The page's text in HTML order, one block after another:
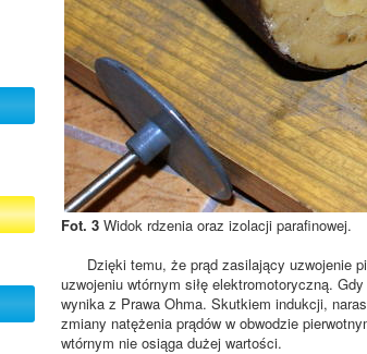
Fot. 3 Widok rdzenia oraz izolacji parafinowej.
Dzięki temu, że prąd zasilający uzwojenie
uzwojeniu wtórnym siłę elektromotoryczną.
wynika z Prawa Ohma. Skutkiem indukcji,
zmiany natężenia prądów w obwodzie
wtórnym nie osiąga dużej wartości.